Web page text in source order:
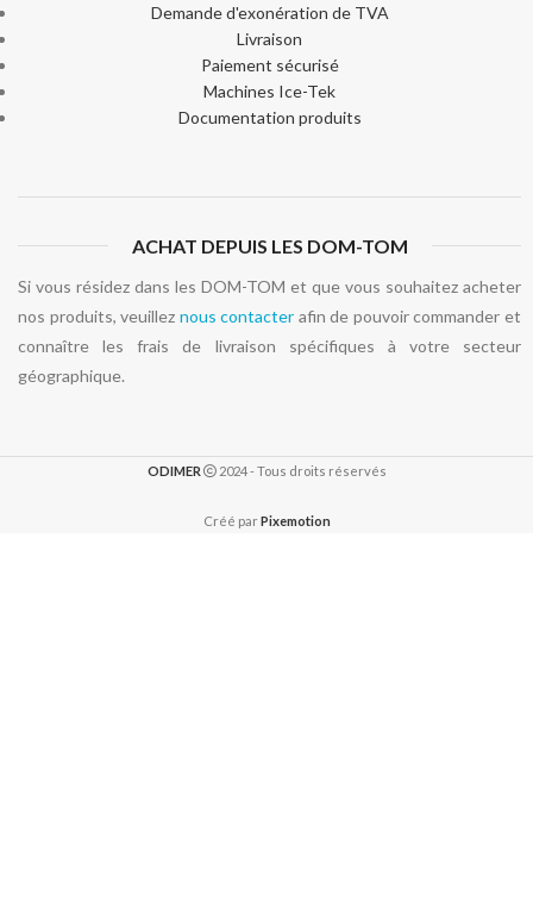
Demande d'exonération de TVA
Livraison
Paiement sécurisé
Machines Ice-Tek
Documentation produits
ACHAT DEPUIS LES DOM-TOM
Si vous résidez dans les DOM-TOM et que vous souhaitez acheter
nos produits, veuillez nous contacter afin de pouvoir commander et
connaître les frais de livraison spécifiques à votre secteur
géographique.
ODIMER 2024 - Tous droits réservés
Créé parPixemotion